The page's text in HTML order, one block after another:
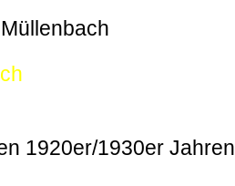
1920er/1930er Jahren